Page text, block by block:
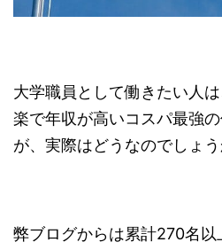
大学職員として働きたい人
楽で年収が高いコスパ最強
が、実際はどうなのでしょう
弊ブログからは累計270名